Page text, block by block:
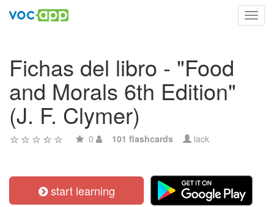
Fichas del libro - "Food
and Morals 6th Edition"
(J. F. Clymer)
0 101 flashcards lack
start learning